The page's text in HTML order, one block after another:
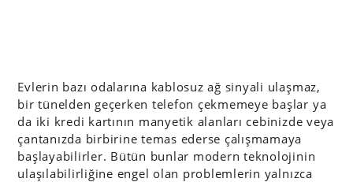
Evlerin bazı odalarına kablosuz ağ sinyali ulaşmaz,
bir tünelden geçerken telefon çekmemeye başlar ya
da iki kredi kartının manyetik alanları cebinizde veya
çantanızda birbirine temas ederse çalışmamaya
başlayabilirler. Bütün bunlar modern teknolojinin
ulaşılabilirliğine engel olan problemlerin yalnızca